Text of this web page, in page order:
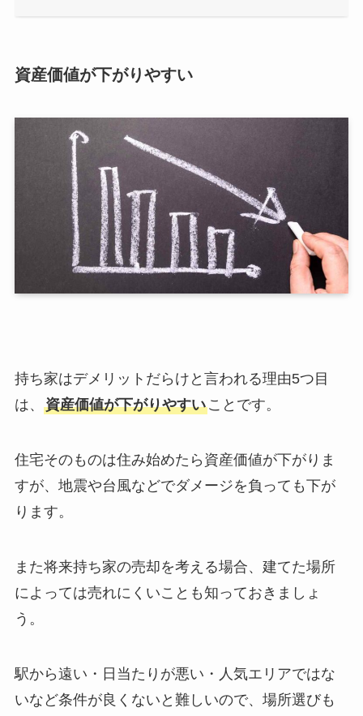
資産価値が下がりやすい
持ち家はデメリットだらけと言われる理由5つ目
は、 資産価値が下がりやすいことです。
住宅そのものは住み始めたら資産価値が下がりま
すが、地震や台風などでダメージを負っても下が
ります。
また将来持ち家の売却を考える場合、建てた場所
によっては売れにくいことも知っておきましょ
う。
駅から遠い・日当たりが悪い・人気エリアではな
いなど条件が良くないと難しいので、場所選びも